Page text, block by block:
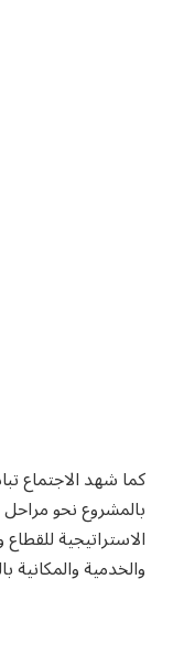
كما شهد الاجتماع
بالمشروع نحو
الاستراتيجية
والخدمية والمكانية